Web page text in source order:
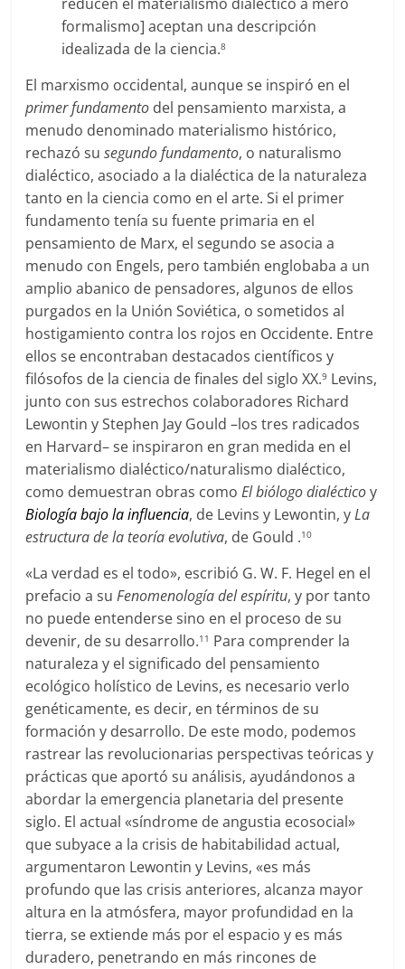
formalismo] aceptan una descripción
idealizada de la ciencia.8
El marxismo occidental, aunque se inspiró en el
primer fundamento del pensamiento marxista, a
menudo denominado materialismo histórico,
rechazó susegundo fundamento, o naturalismo
dialéctico, asociado a la dialéctica de la naturaleza
tanto en la ciencia como en el arte. Si el primer
fundamento tenía su fuente primaria en el
pensamiento de Marx, el segundo se asocia a
menudo con Engels, pero también englobaba a un
amplio abanico de pensadores, algunos de ellos
purgados en la Unión Soviética, o sometidos al
hostigamiento contra los rojos en Occidente. Entre
ellos se encontraban destacados científicos y
filósofos de la ciencia de finales del siglo XX.9 Levins,
junto con sus estrechos colaboradores Richard
Lewontin y Stephen Jay Gould –los tres radicados
en Harvard– se inspiraron en gran medida en el
materialismo dialéctico/naturalismo dialéctico,
como demuestran obras comoEl biólogo dialécticoy
Biología bajo la influencia, de Levins y Lewontin, yLa
estructura de la teoría evolutiva, de Gould .10
«La verdad es el todo», escribió G. W. F. Hegel en el
prefacio a suFenomenología del espíritu, y por tanto
no puede entenderse sino en el proceso de su
devenir, de su desarrollo.11 Para comprender la
naturaleza y el significado del pensamiento
ecológico holístico de Levins, es necesario verlo
genéticamente, es decir, en términos de su
formación y desarrollo. De este modo, podemos
rastrear las revolucionarias perspectivas teóricas y
prácticas que aportó su análisis, ayudándonos a
abordar la emergencia planetaria del presente
siglo. El actual «síndrome de angustia ecosocial»
que subyace a la crisis de habitabilidad actual,
argumentaron Lewontin y Levins, «es más
profundo que las crisis anteriores, alcanza mayor
altura en la atmósfera, mayor profundidad en la
tierra, se extiende más por el espacio y es más
duradero, penetrando en más rincones de